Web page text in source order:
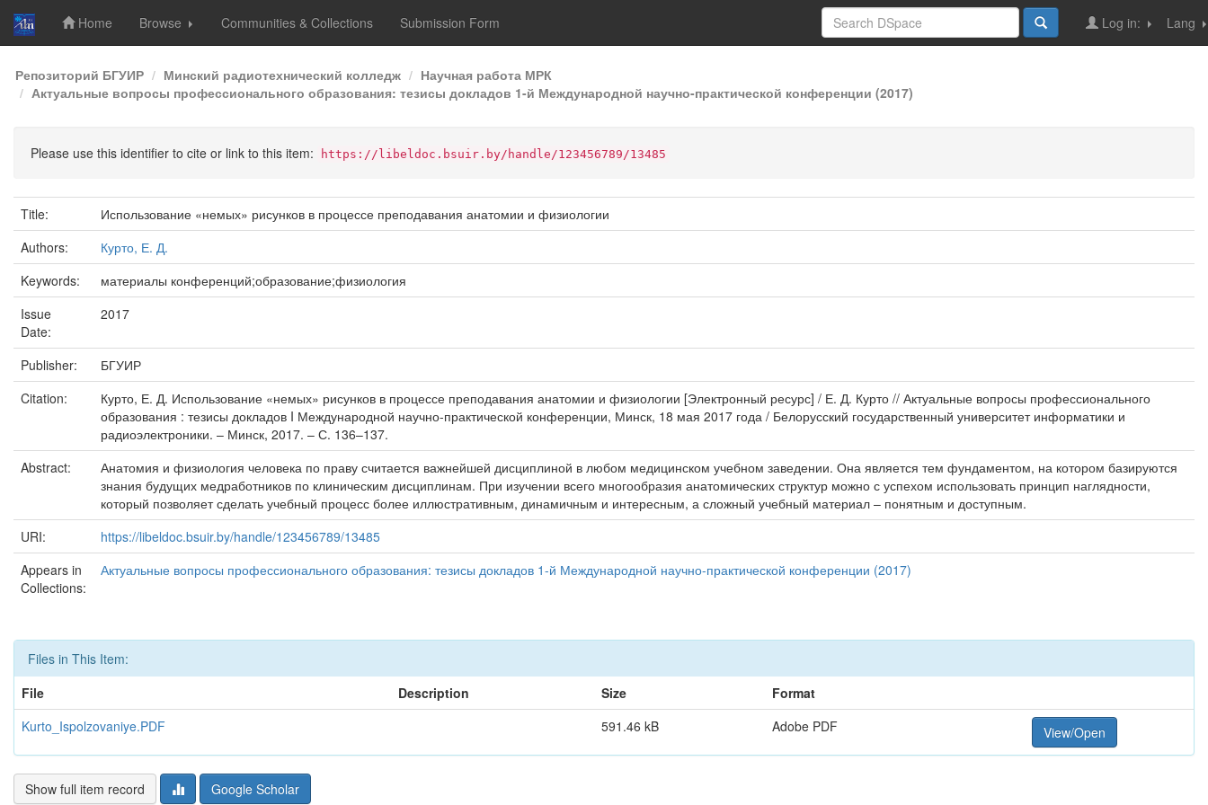
Skip
navigation
Home Browse Communities & Collections Submission Form Lang
Log in:
Репозиторий БГУИР Минский радиотехнический колледж
Научная работа МРК
Актуальные вопросы профессионального образования: тезисы докладов 1-й Международной научно-практической конференции (2017)
Please use this identifier to cite or link to this item: https://libeldoc.bsuir.by/handle/123456789/13485
Title:
Использование «немых» рисунков в процессе преподавания анатомии и физиологии
Authors:
Курто, Е. Д.
Keywords:
материалы конференций;образование;физиология
Issue
Date:
2017
Publisher:
БГУИР
Citation:
Курто, Е. Д. Использование «немых» рисунков в процессе преподавания анатомии и физиологии [Электронный ресурс] / Е. Д. Курто // Актуальные вопросы профессионального
образования : тезисы докладов I Международной научно-практической конференции, Минск, 18 мая 2017 года / Белорусский государственный университет информатики и
радиоэлектроники. – Минск, 2017. – С. 136–137.
Abstract:
Анатомия и физиология человека по праву считается важнейшей дисциплиной в любом медицинском учебном заведении. Она является тем фундаментом, на котором базируются
знания будущих медработников по клиническим дисциплинам. При изучении всего многообразия анатомических структур можно с успехом использовать принцип наглядности,
который позволяет сделать учебный процесс более иллюстративным, динамичным и интересным, а сложный учебный материал – понятным и доступным.
URI:
https://libeldoc.bsuir.by/handle/123456789/13485
Appears in
Collections:
Актуальные вопросы профессионального образования: тезисы докладов 1-й Международной научно-практической конференции (2017)
Files in This Item:
File
Description Size
Format
Kurto_Ispolzovaniye.PDF
591.46 kB Adobe PDF View/Open
Show full item record Google Scholar